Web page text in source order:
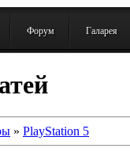
Форум Галарея
» PlayStation 5